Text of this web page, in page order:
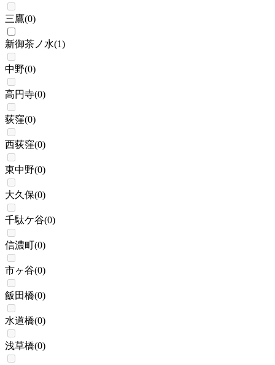
三鷹(0)
新御茶ノ水(1)
中野(0)
高円寺(0)
荻窪(0)
西荻窪(0)
東中野(0)
大久保(0)
千駄ケ谷(0)
信濃町(0)
市ヶ谷(0)
飯田橋(0)
水道橋(0)
浅草橋(0)